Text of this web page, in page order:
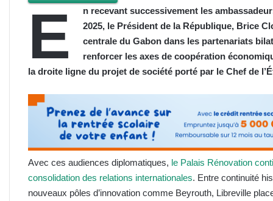
E
n recevant successivement les
2025, le Président de la République, Brice
centrale du Gabon dans les partenariats
renforcer les axes de coopération
la droite ligne du projet de société porté par le Chef de
Avec ces audiences diplomatiques, le Palais Rénovation
consolidation des relations internationales. Entre continuité
nouveaux pôles d’innovation comme Beyrouth, Libreville